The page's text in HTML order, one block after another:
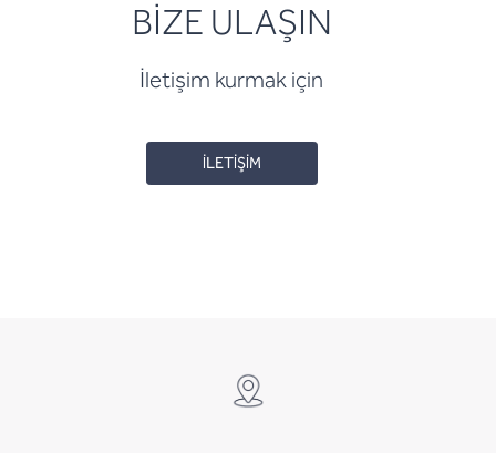
BİZE ULAŞIN
İletişim kurmak için
İLETİŞİM